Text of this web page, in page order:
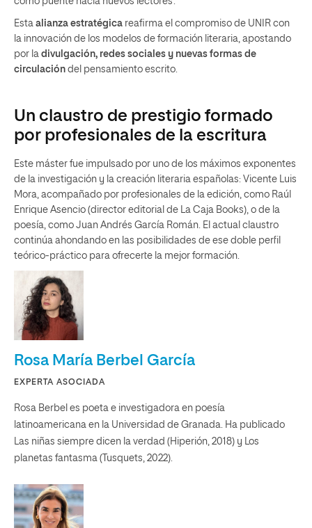
Esta alianza estratégica reafirma el compromiso de UNIR con
la innovación de los modelos de formación literaria, apostando
por la divulgación, redes sociales y nuevas formas de
circulación del pensamiento escrito.
Un claustro de prestigio formado
por profesionales de la escritura
Este máster fue impulsado por uno de los máximos exponentes
de la investigación y la creación literaria españolas: Vicente Luis
Mora, acompañado por profesionales de la edición, como Raúl
Enrique Asencio (director editorial de La Caja Books), o de la
poesía, como Juan Andrés García Román. El actual claustro
continúa ahondando en las posibilidades de ese doble perfil
teórico-práctico para ofrecerte la mejor formación.
Rosa María Berbel García
EXPERTA ASOCIADA
Rosa Berbel es poeta e investigadora en poesía
latinoamericana en la Universidad de Granada. Ha publicado
Las niñas siempre dicen la verdad (Hiperión, 2018) y Los
planetas fantasma (Tusquets, 2022).